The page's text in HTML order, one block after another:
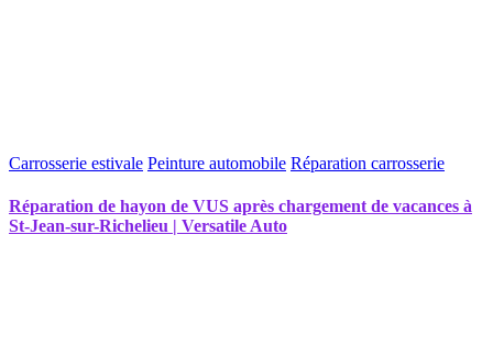
Carrosserie estivale Peinture automobile Réparation carrosserie
Réparation de hayon de VUS après chargement de vacances à
St-Jean-sur-Richelieu | Versatile Auto